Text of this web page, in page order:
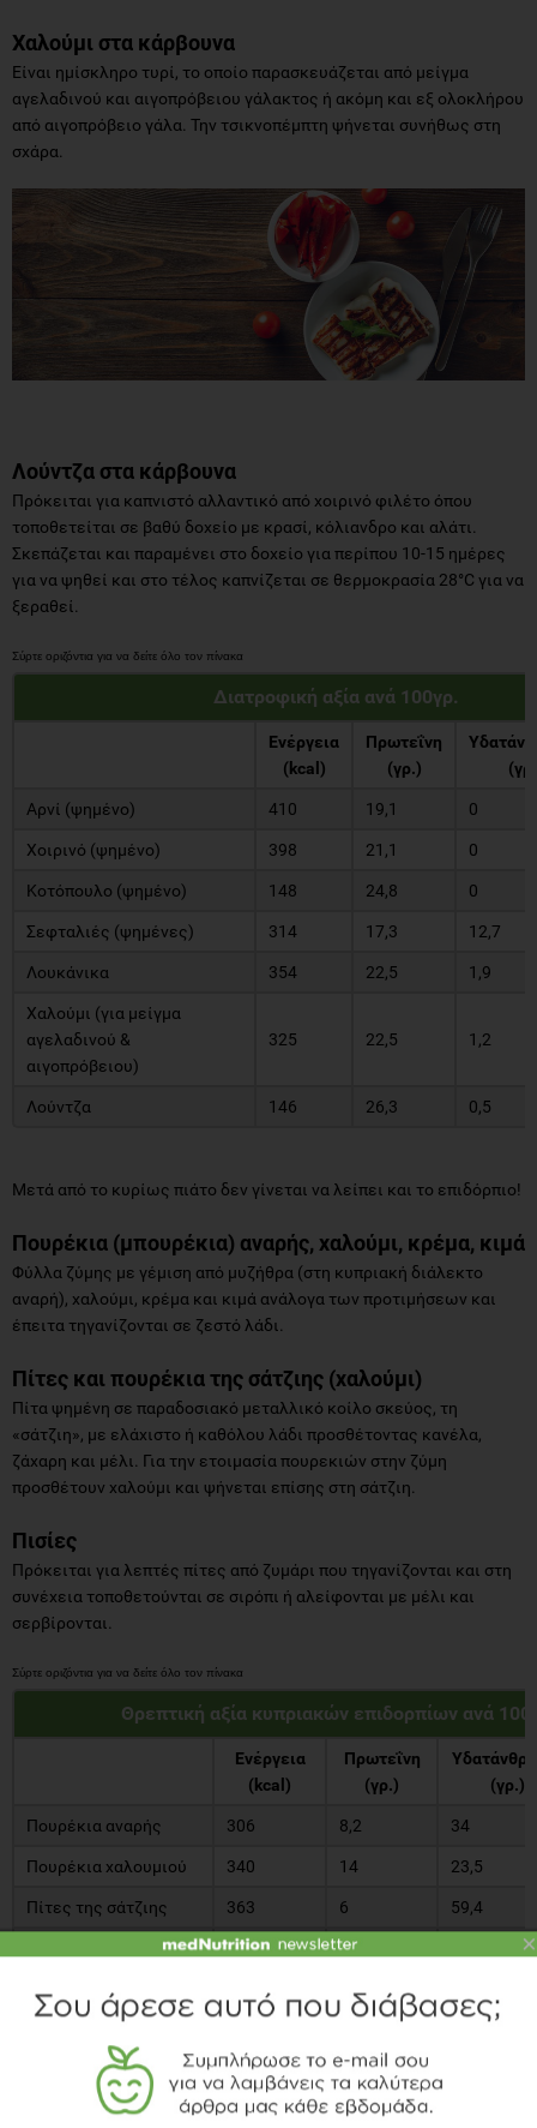
Χαλούμι στα κάρβουνα
Είναι ημίσκληρο τυρί, το οποίο παρασκευάζεται από μείγμα
αγελαδινού και αιγοπρόβειου γάλακτος ή ακόμη και εξ ολοκλήρου
από αιγοπρόβειο γάλα. Την τσικνοπέμπτη ψήνεται συνήθως στη
σχάρα.
Λούντζα στα κάρβουνα
Πρόκειται για καπνιστό αλλαντικό από χοιρινό φιλέτο όπου
τοποθετείται σε βαθύ δοχείο με κρασί, κόλιανδρο και αλάτι.
Σκεπάζεται και παραμένει στο δοχείο για περίπου 10-15 ημέρες
για να ψηθεί και στο τέλος καπνίζεται σε θερμοκρασία 28°C για να
ξεραθεί.
Διατροφική αξία ανά 100γρ.
Ενέργεια
(kcal)
Πρωτεΐνη
(γρ.)
Αρνί (ψημένο) 410 19,1 0
Χοιρινό (ψημένο) 398 21,1 0
Κοτόπουλο (ψημένο) 148 24,8 0
Σεφταλιές (ψημένες) 314 17,3 12,7
Λουκάνικα 354 22,5 1,9
Χαλούμι (για μείγμα
αγελαδινού &
αιγοπρόβειου)
325 22,5 1,2
Λούντζα 146 26,3 0,5
Μετά από το κυρίως πιάτο δεν γίνεται να λείπει και το επιδόρπιο!
Πουρέκια (μπουρέκια) αναρής, χαλούμι, κρέμα, κιμά
Φύλλα ζύμης με γέμιση από μυζήθρα (στη κυπριακή διάλεκτο
αναρή), χαλούμι, κρέμα και κιμά ανάλογα των προτιμήσεων και
έπειτα τηγανίζονται σε ζεστό λάδι.
Πίτες και πουρέκια της σάτζιης (χαλούμι)
Πίτα ψημένη σε παραδοσιακό μεταλλικό κοίλο σκεύος, τη
«σάτζιη», με ελάχιστο ή καθόλου λάδι προσθέτοντας κανέλα,
ζάχαρη και μέλι. Για την ετοιμασία πουρεκιών στην ζύμη
προσθέτουν χαλούμι και ψήνεται επίσης στη σάτζιη.
Πισίες
Πρόκειται για λεπτές πίτες από ζυμάρι που τηγανίζονται και στη
συνέχεια τοποθετούνται σε σιρόπι ή αλείφονται με μέλι και
σερβίρονται.
Θρεπτική αξία κυπριακών επιδορπίων ανά
Ενέργεια
(kcal)
Πρωτεΐνη
(γρ.)
(γρ.)
Πουρέκια αναρής 306 8,2 34
Πουρέκια χαλουμιού 340 14 23,5
Πίτες της σάτζιης 363 6 59,4
Πουρέκια σάτζιης με
329 14 28,1
Πισίες 441 7,1 52,9
Η καλή παρέα θα είναι η μοναδική απαραίτητη προϋπόθεση για να
×